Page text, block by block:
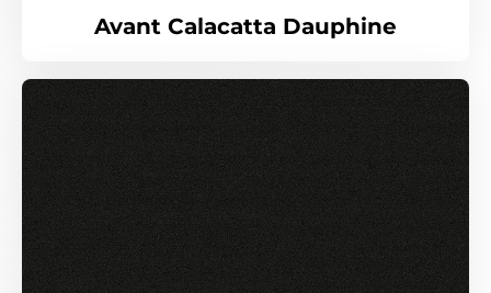
Avant Calacatta Dauphine